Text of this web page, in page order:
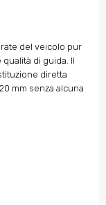
del veicolo pur
di guida. Il
diretta
mm senza alcuna